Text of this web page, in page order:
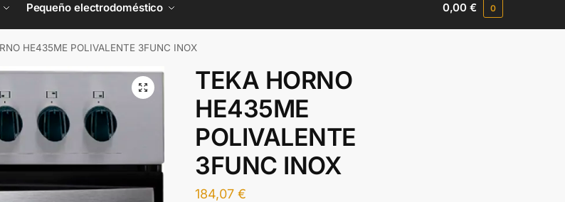
Pequeño electrodoméstico 0,00€ 0
HE435ME POLIVALENTE 3FUNC INOX
TEKA HORNO
HE435ME
POLIVALENTE
3FUNC INOX
184,07€